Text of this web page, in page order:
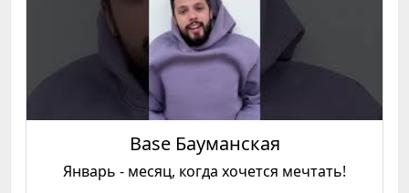
Base Бауманская
Январь - месяц, когда хочется мечтать!